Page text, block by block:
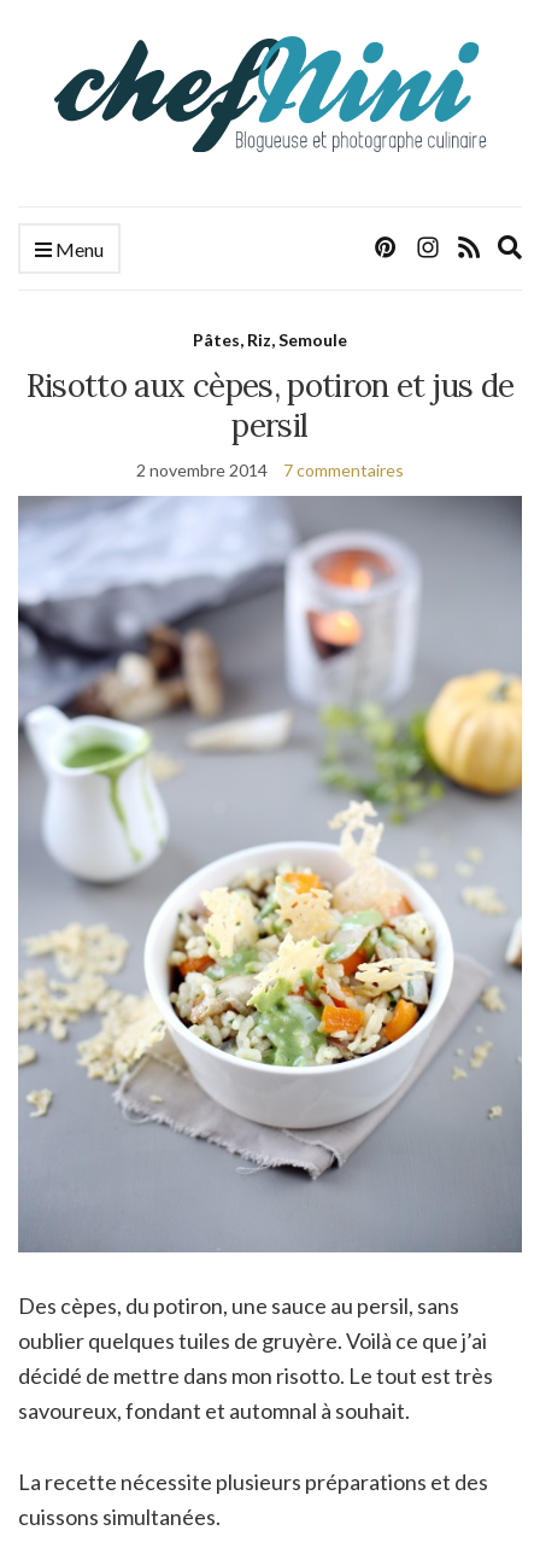
Menu
Pâtes, Riz, Semoule
Risotto aux cèpes, potiron et jus de
persil
2 novembre 2014 7 commentaires
Des cèpes, du potiron, une sauce au persil, sans
oublier quelques tuiles de gruyère. Voilà ce que j’ai
décidé de mettre dans mon risotto. Le tout est très
savoureux, fondant et automnal à souhait.
La recette nécessite plusieurs préparations et des
cuissons simultanées.